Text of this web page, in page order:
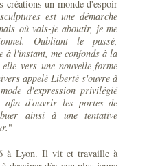
créations un monde d'espoir
est une démarche
où vais-je aboutir, je me
Oubliant le passé,
à l'instant, me confonds à la
vers une nouvelle forme
appelé Liberté s'ouvre à
d'expression privilégié
afin d'ouvrir les portes de
ainsi à une tentative
"
à Lyon. Il vit et travaille à